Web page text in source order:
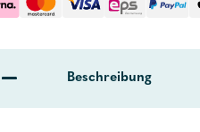
Beschreibung